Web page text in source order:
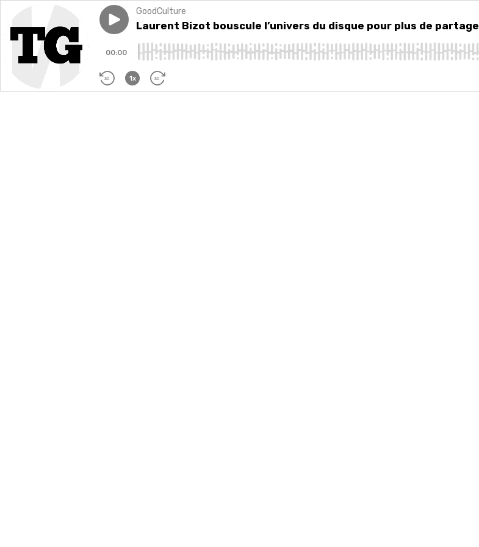
Play episodeLaurent Bizot bouscule l’univers du disque pour plus de partage
GoodCulture
Laurent Bizot bouscule l’univers du disque pour plus de partage
00:00
30 1x 30